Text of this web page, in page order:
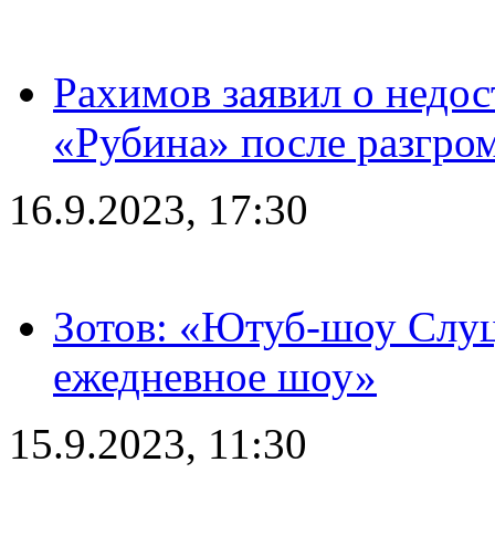
Рахимов заявил о
«Рубина» после
16.9.2023, 17:30
Зотов: «Ютуб-шоу
ежедневное шоу»
15.9.2023, 11:30